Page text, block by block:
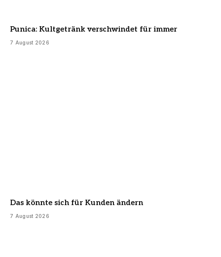
Punica: Kultgetränk verschwindet für immer
7 August 2026
Das könnte sich für Kunden ändern
7 August 2026